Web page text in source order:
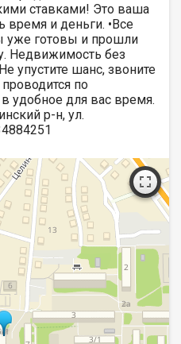
ставками! Это ваша
время и деньги. •Все
уже готовы и прошли
Недвижимость без
упустите шанс, звоните
по
удобное для вас время.
р-н, ул.